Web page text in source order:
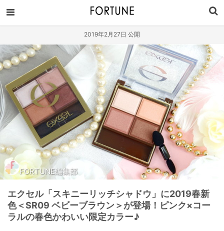
2019年2月27日 公開
FORTUNE編集部
エクセル「スキニーリッチシャドウ」に2019春新
色＜SR09 ベビーブラウン＞が登場！ピンク×コー
ラルの春色かわいい限定カラー♪